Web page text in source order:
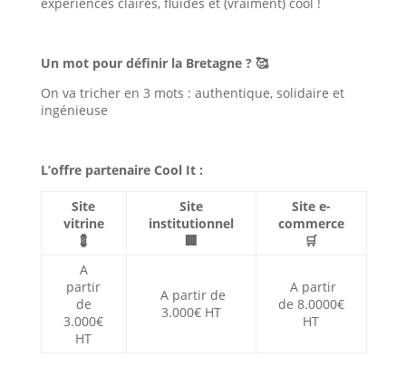
Un mot pour définir la Bretagne ? 🥰
On va tricher en 3 mots : authentique, solidaire et
ingénieuse
L’offre partenaire Cool It :
Site
vitrine
💈
Site
institutionnel
🏢
Site e-
commerce
🛒
A
partir
de
3.000€
HT
A partir de
3.000€ HT
A partir
de 8.0000€
HT